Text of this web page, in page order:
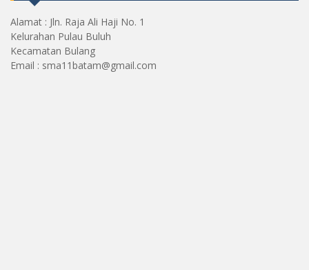
Alamat : Jln. Raja Ali Haji No. 1
Kelurahan Pulau Buluh
Kecamatan Bulang
Email : sma11batam@gmail.com